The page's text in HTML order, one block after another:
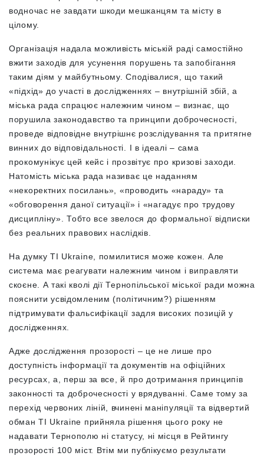
водночас не завдати шкоди мешканцям та місту в
цілому.
Організація надала можливість міській раді самостійно
вжити заходів для усунення порушень та запобігання
таким діям у майбутньому. Сподівалися, що такий
«підхід» до участі в дослідженнях – внутрішній збій, а
міська рада спрацює належним чином – визнає, що
порушила законодавство та принципи доброчесності,
проведе відповідне внутрішнє розслідування та притягне
винних до відповідальності. І в ідеалі – сама
прокомунікує цей кейс і прозвітує про кризові заходи.
Натомість міська рада називає це наданням
«некоректних посилань» «проводить «нараду» та
«обговорення даної ситуації» і «нагадує про трудову
дисципліну» . Тобто все звелося до формальної відписки
без реальних правових наслідків.
На думку ТІ Ukraine, помилитися може кожен. Але
система має реагувати належним чином і виправляти
скоєне. А такі кволі дії Тернопільської міської ради можна
пояснити усвідомленим (політичним?) рішенням
підтримувати фальсифікації задля високих позицій у
дослідженнях.
Адже дослідження прозорості – це не лише про
доступність інформації та документів на офіційних
ресурсах, а, перш за все, й про дотримання принципів
законності та доброчесності у врядуванні. Саме тому за
перехід червоних ліній, вчинені маніпуляції та відвертий
обман TI Ukraine прийняла рішення цього року не
надавати Тернополю ні статусу, ні місця в Рейтингу
прозорості 100 міст. Втім ми публікуємо результати